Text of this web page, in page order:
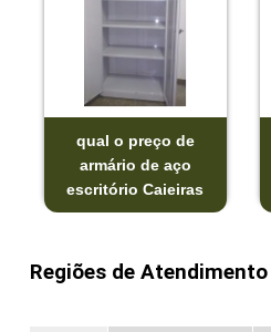
qual o preço de
armário de aço
escritório Caieiras
Regiões de Atendimento